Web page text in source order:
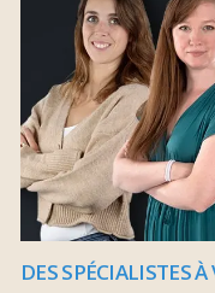
DES SPÉCIALISTES